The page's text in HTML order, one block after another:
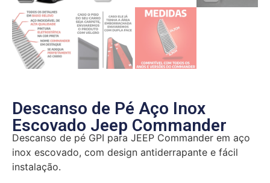
Descanso de Pé Aço Inox
Escovado Jeep Commander
Descanso de pé GPI para JEEP Commander em aço
inox escovado, com design antiderrapante e fácil
instalação.